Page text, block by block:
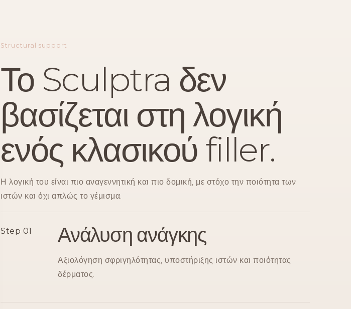
Structural support
Το Sculptra δεν
βασίζεται στη λογική
ενός κλασικού filler.
Η λογική του είναι πιο αναγεννητική και πιο δομική, με στόχο την ποιότητα των
ιστών και όχι απλώς το γέμισμα.
Step 01 Ανάλυση ανάγκης
Αξιολόγηση σφριγηλότητας, υποστήριξης ιστών και ποιότητας
δέρματος.